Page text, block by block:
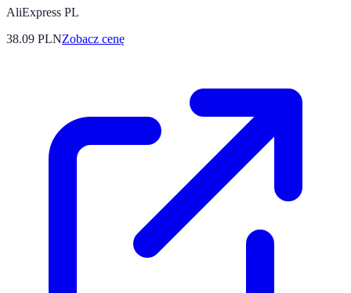
AliExpress PL
38.09 PLNZobacz cenę